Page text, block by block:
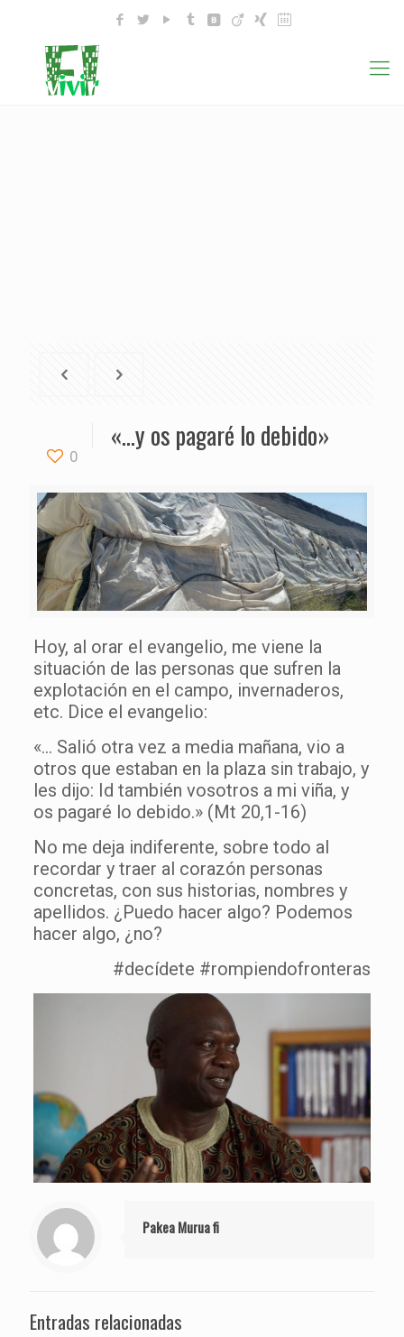
0
«…y os pagaré lo debido»
Hoy, al orar el evangelio, me viene la
situación de las personas que sufren la
explotación en el campo, invernaderos,
etc. Dice el evangelio:
«… Salió otra vez a media mañana, vio a
otros que estaban en la plaza sin trabajo, y
les dijo: Id también vosotros a mi viña, y
os pagaré lo debido.» (Mt 20,1-16)
No me deja indiferente, sobre todo al
recordar y traer al corazón personas
concretas, con sus historias, nombres y
apellidos. ¿Puedo hacer algo? Podemos
hacer algo, ¿no?
#decídete #rompiendofronteras
Pakea Murua fi
Entradas relacionadas